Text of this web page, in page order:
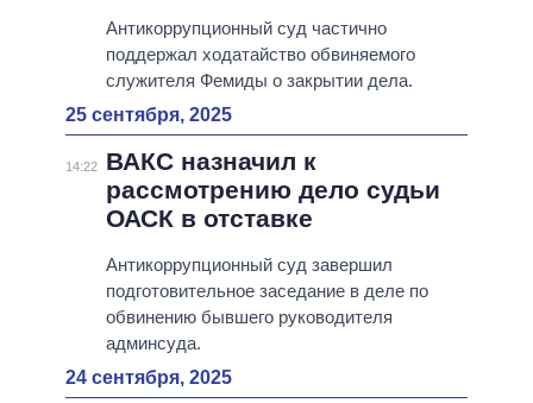
Антикоррупционный суд частично
поддержал ходатайство обвиняемого
служителя Фемиды о закрытии дела.
25 сентября, 2025
14:22
ВАКС назначил к
рассмотрению дело судьи
ОАСК в отставке
Антикоррупционный суд завершил
подготовительное заседание в деле по
обвинению бывшего руководителя
админсуда.
24 сентября, 2025